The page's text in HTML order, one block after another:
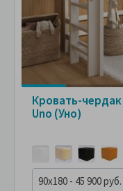
Кровать-чердак
Uno (Уно)
90x180 - 45 900 руб.